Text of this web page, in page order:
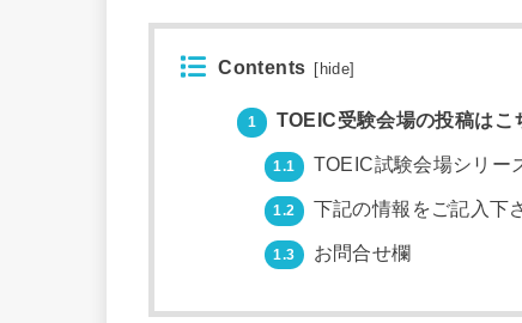
Contents [ hide]
1 TOEIC受験会場の投稿はこ
1.1 TOEIC試験会場シリー
1.2 下記の情報をご記入下
1.3 お問合せ欄